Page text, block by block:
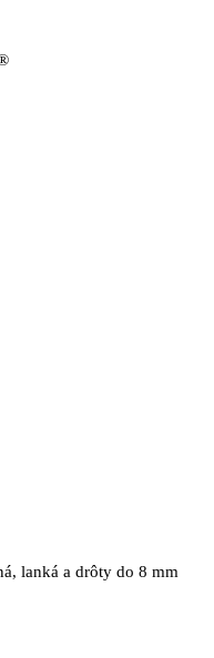
lanká a drôty do 8 mm